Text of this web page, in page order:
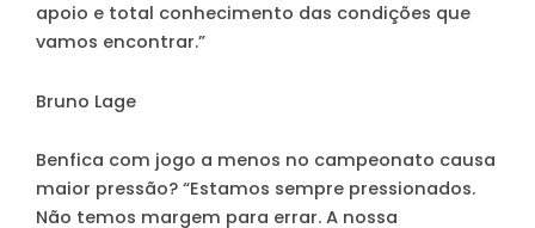
apoio e total conhecimento das condições que
vamos encontrar.”
Bruno Lage
Benfica com jogo a menos no campeonato causa
maior pressão? “Estamos sempre pressionados.
Não temos margem para errar. A nossa